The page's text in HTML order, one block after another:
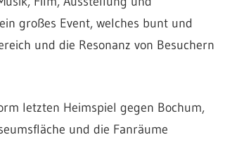
großes Event, welches bunt und
und die Resonanz von Besuchern
letzten Heimspiel gegen Bochum,
und die Fanräume